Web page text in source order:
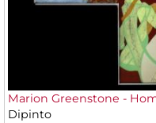
Marion Greenstone -
Dipinto